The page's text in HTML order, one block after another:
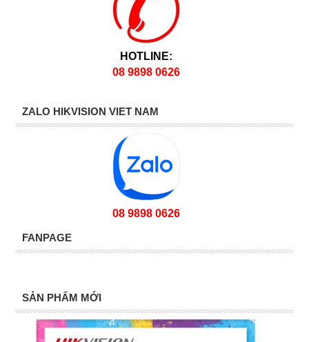
HOTLINE:
08 9898 0626
ZALO HIKVISION VIET NAM
08 9898 0626
FANPAGE
SẢN PHẨM MỚI